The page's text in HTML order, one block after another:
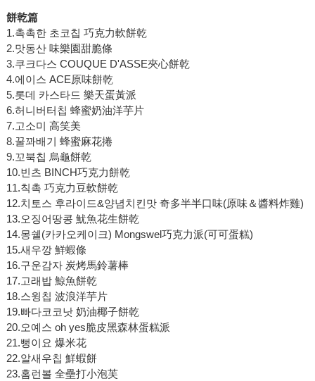
餅乾篇
1.촉촉한 초코칩 巧克力軟餅乾
2.맛동산 味樂園甜脆條
3.쿠크다스 COUQUE D'ASSE夾心餅乾
4.에이스 ACE原味餅乾
5.롯데 카스타드 樂天蛋黃派
6.허니버터칩 蜂蜜奶油洋芋片
7.고소미 高笑美
8.꿀꽈배기 蜂蜜麻花捲
9.꼬북칩 烏龜餅乾
10.빈츠 BINCH巧克力餅乾
11.칙촉 巧克力豆軟餅乾
12.치토스 후라이드&양념치킨맛 奇多半半口味(原味＆醬料炸雞)
13.오징어땅콩 魷魚花生餅乾
14.몽쉘(카카오케이크) Mongswel巧克力派(可可蛋糕)
15.새우깡 鮮蝦條
16.구운감자 炭烤馬鈴薯棒
17.고래밥 鯨魚餅乾
18.스윙칩 波浪洋芋片
19.빠다코코낫 奶油椰子餅乾
20.오예스 oh yes脆皮黑森林蛋糕派
21.뻥이요 爆米花
22.알새우칩 鮮蝦餅
23.홈런볼 全壘打小泡芙